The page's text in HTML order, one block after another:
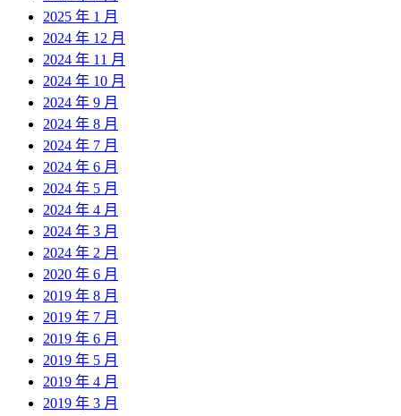
2025 年 1 月
2024 年 12 月
2024 年 11 月
2024 年 10 月
2024 年 9 月
2024 年 8 月
2024 年 7 月
2024 年 6 月
2024 年 5 月
2024 年 4 月
2024 年 3 月
2024 年 2 月
2020 年 6 月
2019 年 8 月
2019 年 7 月
2019 年 6 月
2019 年 5 月
2019 年 4 月
2019 年 3 月